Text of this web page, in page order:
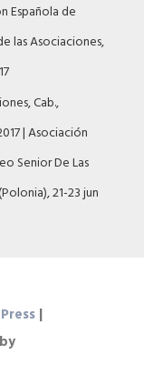
Española de
las Asociaciones,
Cab.,
| Asociación
Senior De Las
21-23 jun
|